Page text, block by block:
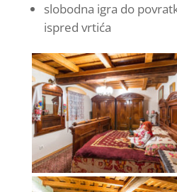
slobodna igra do
ispred vrtića